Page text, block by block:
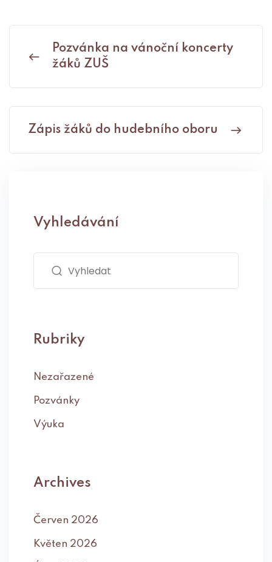
Pozvánka na vánoční koncerty
žáků ZUŠ
Zápis žáků do hudebního oboru
Vyhledávání
Rubriky
Nezařazené
Pozvánky
Výuka
Archives
Červen 2026
Květen 2026